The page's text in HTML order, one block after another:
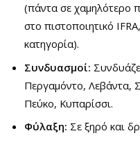
(πάντα σε χαμηλότερο
στο πιστοποιητικό
κατηγορία).
Συνδυασμοί:
Περγαμόντο, Λεβάντα,
Πεύκο, Κυπαρίσσι.
Φύλαξη: Σε ξηρό και